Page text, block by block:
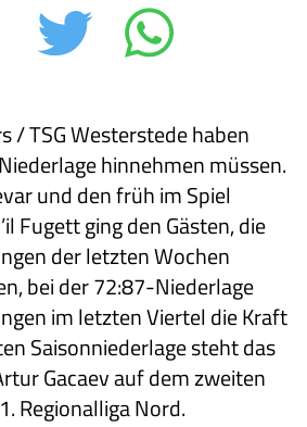
/ TSG Westerstede haben
hinnehmen müssen.
und den früh im Spiel
Fugett ging den Gästen, die
der letzten Wochen
bei der 72:87-Niederlage
im letzten Viertel die Kraft
Saisonniederlage steht das
Gacaev auf dem zweiten
Regionalliga Nord.